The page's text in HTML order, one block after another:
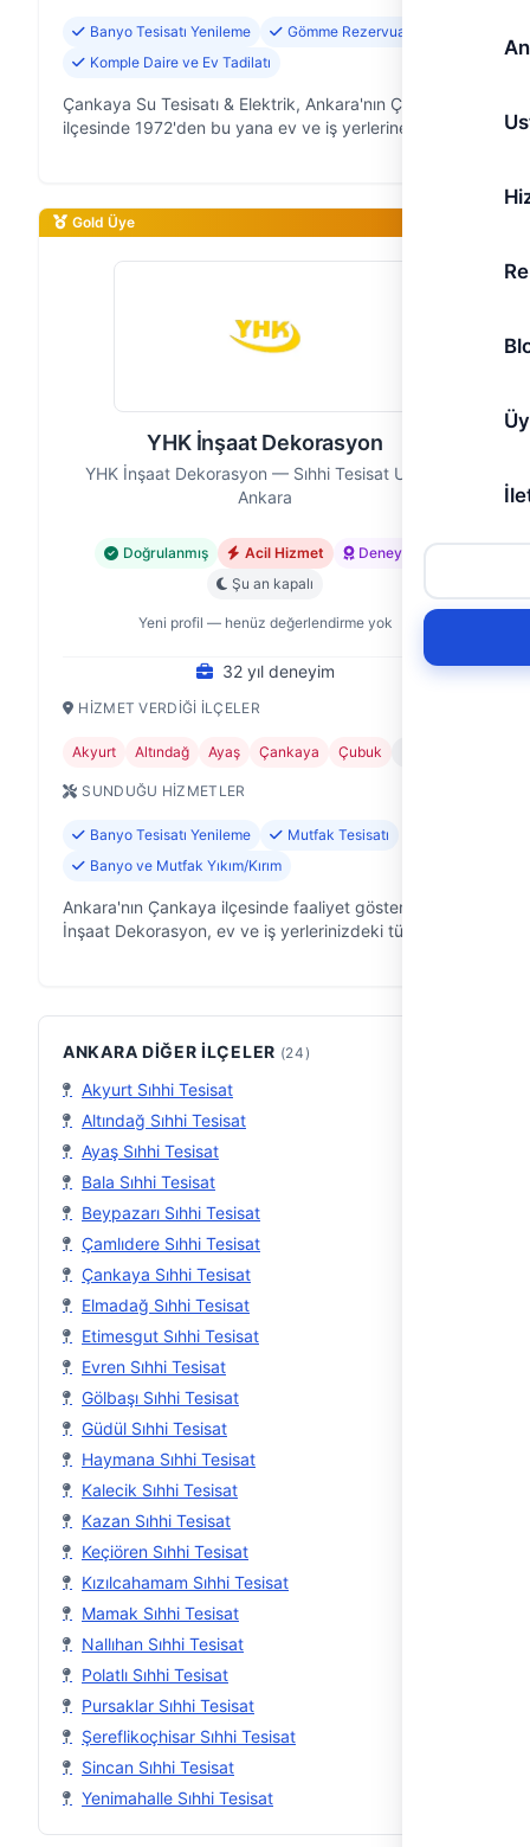
Banyo Tesisatı Yenileme
Gömme Rezervuar Tamiri
Komple Daire ve Ev Tadilatı
Çankaya Su Tesisatı & Elektrik, Ankara'nın Çankaya
ilçesinde 1972'den bu yana ev ve iş yerlerine su
Gold Üye
YHK İnşaat Dekorasyon
YHK İnşaat Dekorasyon — Sıhhi Tesisat Ustası,
Ankara
Doğrulanmış Acil Hizmet
Deneyimli
Şu an kapalı
Yeni profil — henüz değerlendirme yok
32 yıl deneyim
HIZMET VERDIĞI İLÇELER
Akyurt Altındağ Ayaş Çankaya Çubuk
SUNDUĞU HIZMETLER
Banyo Tesisatı Yenileme
Mutfak Tesisatı
Banyo ve Mutfak Yıkım/Kırım
Ankara'nın Çankaya ilçesinde faaliyet gösteren YHK
İnşaat Dekorasyon, ev ve iş yerlerinizdeki tüm
ANKARA DIĞER İLÇELER (24)
Akyurt Sıhhi Tesisat
Altındağ Sıhhi Tesisat
Ayaş Sıhhi Tesisat
Bala Sıhhi Tesisat
Beypazarı Sıhhi Tesisat
Çamlıdere Sıhhi Tesisat
Çankaya Sıhhi Tesisat
Elmadağ Sıhhi Tesisat
Etimesgut Sıhhi Tesisat
Evren Sıhhi Tesisat
Gölbaşı Sıhhi Tesisat
Güdül Sıhhi Tesisat
Haymana Sıhhi Tesisat
Kalecik Sıhhi Tesisat
Kazan Sıhhi Tesisat
Keçiören Sıhhi Tesisat
Kızılcahamam Sıhhi Tesisat
Mamak Sıhhi Tesisat
Nallıhan Sıhhi Tesisat
Polatlı Sıhhi Tesisat
Pursaklar Sıhhi Tesisat
Şereflikoçhisar Sıhhi Tesisat
Sincan Sıhhi Tesisat
Yenimahalle Sıhhi Tesisat